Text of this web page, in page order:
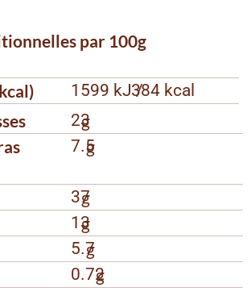
par 100g
1599 kJ /384 kcal
23
g
7.5
g
37
g
13
g
5.7
g
0.72
g